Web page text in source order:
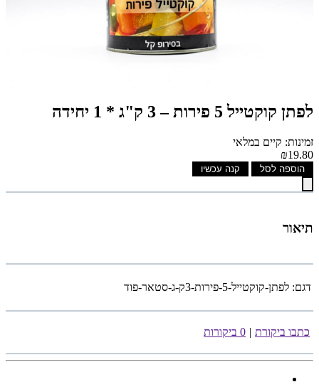
לפתן קוקטייל 5 פירות – 3 ק"ג * 1 יחידה
זמינות: קיים במלאי
₪19.80
הוספה לסל קנה עכשיו
תיאור
דגם: לפתן-קוקטייל-5-פירות-3ק-ג-סטאר-פוד
כתבו ביקורת | 0 ביקורות